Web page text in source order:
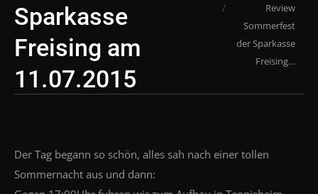
Sparkasse
Freising am
11.07.2015
Review
Sommerfest
der Sparkasse
Freising…
Der Tag begann so schön, alles sah nach einer tollen
Sommernacht aus und dann: